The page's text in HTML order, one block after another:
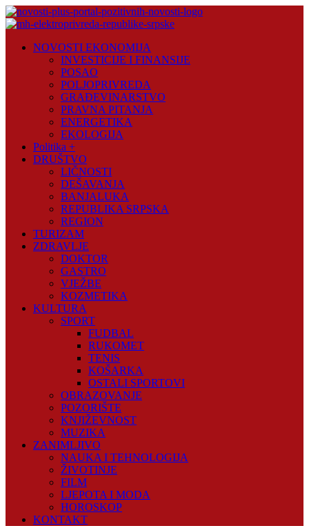
Skip
to
Plus
NOVOSTI EKONOMIJA
INVESTICIJE I FINANSIJE
POSAO
POLJOPRIVREDA
GRAĐEVINARSTVO
PRAVNA PITANJA
ENERGETIKA
EKOLOGIJA
Politika +
DRUŠTVO
LIČNOSTI
DEŠAVANJA
BANJALUKA
REPUBLIKA SRPSKA
REGION
TURIZAM
ZDRAVLJE
DOKTOR
GASTRO
VJEŽBE
KOZMETIKA
KULTURA
SPORT
FUDBAL
RUKOMET
TENIS
KOŠARKA
OSTALI SPORTOVI
OBRAZOVANJE
POZORIŠTE
KNJIŽEVNOST
MUZIKA
ZANIMLJIVO
NAUKA I TEHNOLOGIJA
ŽIVOTINJE
FILM
LJEPOTA I MODA
HOROSKOP
KONTAKT